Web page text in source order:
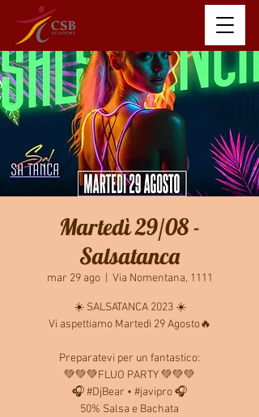
Martedì 29/08 -
Salsatanca
mar 29 ago
  |
Via Nomentana, 1111
☀️ SALSATANCA 2023 ☀️
Vi aspettiamo Martedì 29 Agosto🔥
Preparatevi per un fantastico:
💚💚💚FLUO PARTY 💚💚💚
🎧 #DjBear • #javipro 🎧
50% Salsa e Bachata